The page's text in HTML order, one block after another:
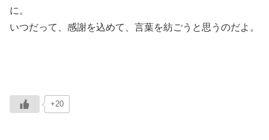
に。
いつだって、感謝を込めて、言葉を紡ごうと思うのだよ。
+20